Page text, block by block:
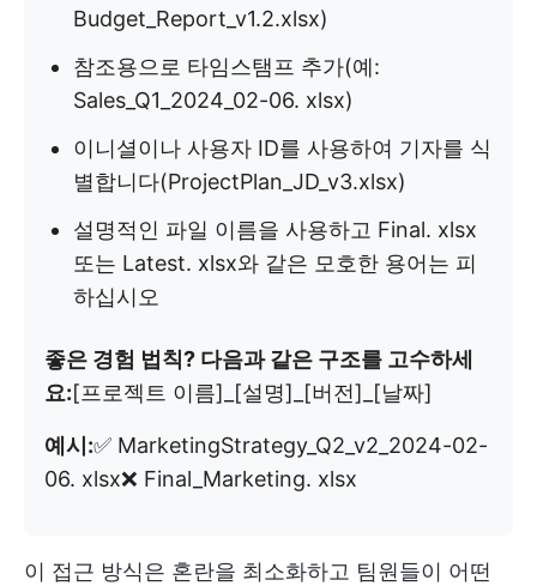
Budget_Report_v1.2.xlsx)
참조용으로 타임스탬프 추가(예:
Sales_Q1_2024_02-06. xlsx)
이니셜이나 사용자 ID를 사용하여 기자를 식
별합니다(ProjectPlan_JD_v3.xlsx)
설명적인 파일 이름을 사용하고 Final. xlsx
또는 Latest. xlsx와 같은 모호한 용어는 피
하십시오
좋은 경험 법칙? 다음과 같은 구조를 고수하세
요:[프로젝트 이름]_[설명]_[버전]_[날짜]
예시:✅ MarketingStrategy_Q2_v2_2024-02-
06. xlsx❌ Final_Marketing. xlsx
이 접근 방식은 혼란을 최소화하고 팀원들이 어떤